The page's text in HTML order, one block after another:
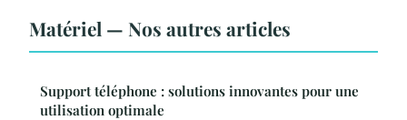
Matériel — Nos autres articles
Support téléphone : solutions innovantes pour une
utilisation optimale